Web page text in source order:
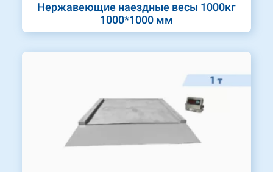
Нержавеющие наездные весы 1000кг
1000*1000 мм